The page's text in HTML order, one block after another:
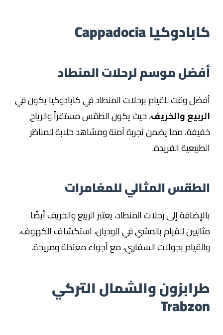
كابادوكيا Cappadocia
أفضل موسم لرحلات المنطاد
أفضل وقت للقيام برحلات المنطاد في كابادوكيا يكون في
الربيع والخريف، حيث يكون الطقس مستقراً والرياح
خفيفة، مما يضمن تجربة آمنة ومشاهد خلابة للمناظر
الطبيعية الفريدة.
الطقس المثالي للمغامرات
بالإضافة إلى رحلات المنطاد، يعتبر الربيع والخريف أيضًا
مثاليين للقيام بالمشي في الوديان، استكشاف الكهوف،
والقيام بجولات السفاري، مع أجواء معتدلة ومريحة.
طرابزون والشمال التركي
Trabzon